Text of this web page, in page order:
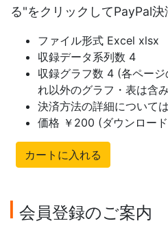
る"をクリックしてPayPal決
ファイル形式 Excel xlsx
収録データ系列数 4
収録グラフ数 4 (各ペー
れ以外のグラフ・表は含
決済方法の詳細については
価格 ￥200 (ダウンロー
カートに入れる
会員登録のご案内